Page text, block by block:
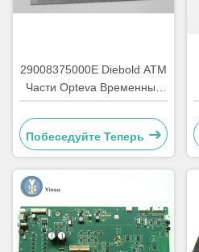
29008375000E Diebold ATM
Части Opteva Временный
ремень Транспортный
ремень 67T
Побеседуйте Теперь